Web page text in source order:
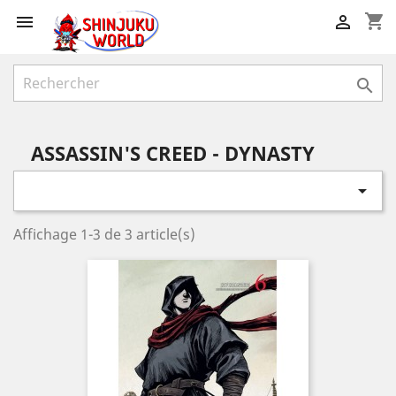
 shopping_cart


ASSASSIN'S CREED - DYNASTY

Affichage 1-3 de 3 article(s)